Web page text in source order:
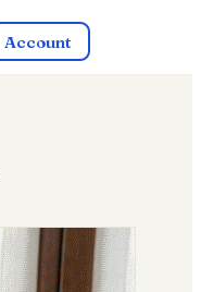
Account